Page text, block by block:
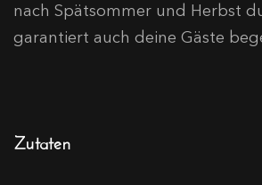
nach Spätsommer und Herbst
garantiert auch deine Gäste
Zutaten